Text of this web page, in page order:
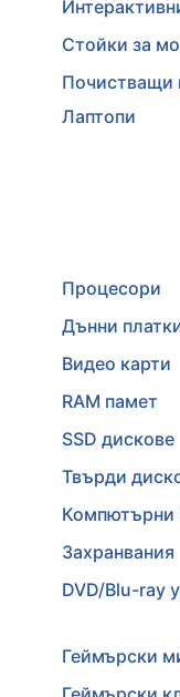
Стойки за
Почистващи
Лаптопи
Процесори
Дънни
Видео карти
RAM памет
SSD дискове
Твърди
Компютърни
Захранвания
DVD/Blu-ray
Геймърски